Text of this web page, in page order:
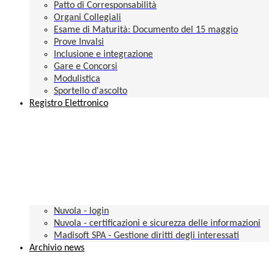
Patto di Corresponsabilità
Organi Collegiali
Esame di Maturità: Documento del 15 maggio
Prove Invalsi
Inclusione e integrazione
Gare e Concorsi
Modulistica
Sportello d'ascolto
Registro Elettronico
Nuvola - login
Nuvola - certificazioni e sicurezza delle informazioni
Madisoft SPA - Gestione diritti degli interessati
Archivio news